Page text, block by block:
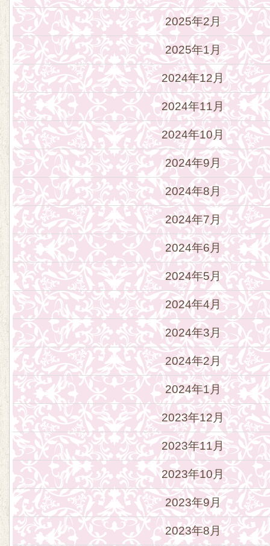
2025年2月
2025年1月
2024年12月
2024年11月
2024年10月
2024年9月
2024年8月
2024年7月
2024年6月
2024年5月
2024年4月
2024年3月
2024年2月
2024年1月
2023年12月
2023年11月
2023年10月
2023年9月
2023年8月